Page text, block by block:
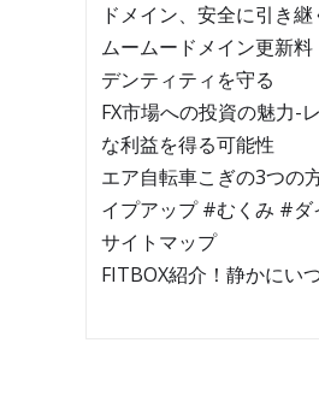
ドメイン、安全に引き継
ムームードメイン更新
デンティティを守る
FX市場への投資の魅力-
な利益を得る可能性
エア自転車こぎの3つの
イプアップ #むくみ #ダ
サイトマップ
FITBOX紹介！静かにい